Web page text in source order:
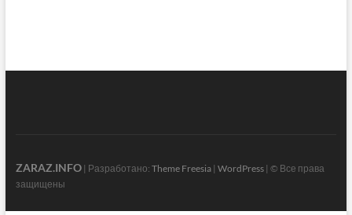
ZARAZ.INFO| Разработано: Theme Freesia| WordPress| © Все права
защищены